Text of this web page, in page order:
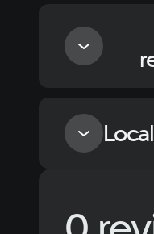
Minimum
Intel Core Russian